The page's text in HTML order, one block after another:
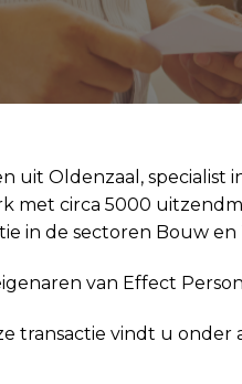
uit Oldenzaal,
met circa 5000
in de sectoren Bouw en
van Effect
transactie vindt u onder